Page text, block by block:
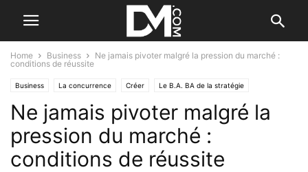
Home Business
Ne jamais pivoter malgré la pression du marché :
conditions de réussite
Business La concurrence Créer Le B.A. BA de la stratégie
Reprendre/Céder Le marché Gestion Les difficultés
Valorisation d'entreprise
Ne jamais pivoter malgré la
pression du marché :
conditions de réussite